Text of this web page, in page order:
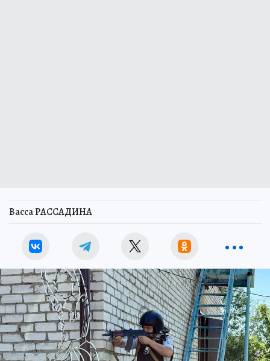
Васса РАССАДИНА